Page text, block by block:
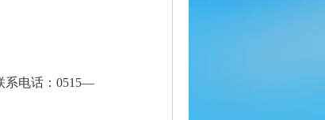
系电话：0515—